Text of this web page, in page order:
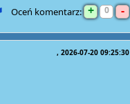
Oceń komentarz: + 0 -
2026-07-20 09:25:30